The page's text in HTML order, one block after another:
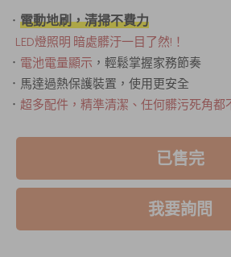
． 電動地刷，清掃不費力
LED燈照明 暗處髒汙一目了然!！
． 電池電量顯示 ，輕鬆掌握家務節奏
．馬達過熱保護裝置，使用更安全
． 超多配件，精準清潔、任何髒污死角都
已售完
我要詢問